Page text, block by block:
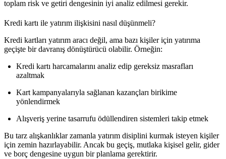
toplam risk ve getiri dengesinin iyi analiz edilmesi gerekir.
Kredi kartı ile yatırım ilişkisini nasıl düşünmeli?
Kredi kartları yatırım aracı değil, ama bazı kişiler için yatırıma
geçişte bir davranış dönüştürücü olabilir. Örneğin:
Kredi kartı harcamalarını analiz edip gereksiz masrafları
azaltmak
Kart kampanyalarıyla sağlanan kazançları birikime
yönlendirmek
Alışveriş yerine tasarrufu ödüllendiren sistemleri takip etmek
Bu tarz alışkanlıklar zamanla yatırım disiplini kurmak isteyen kişiler
için zemin hazırlayabilir. Ancak bu geçiş, mutlaka kişisel gelir, gider
ve borç dengesine uygun bir planlama gerektirir.